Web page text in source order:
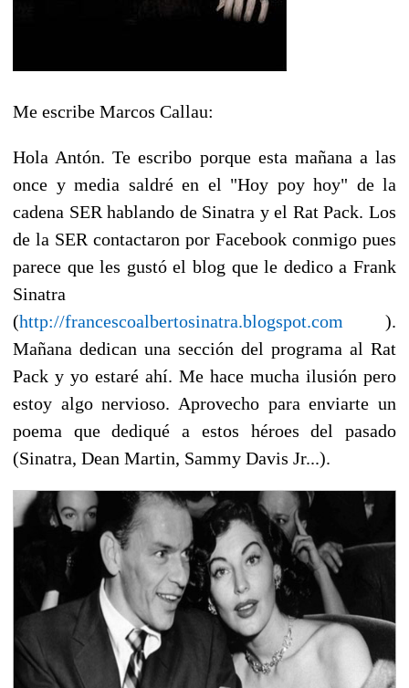
Me escribe Marcos Callau:
Hola Antón. Te escribo porque esta mañana a las
once y media saldré en el "Hoy poy hoy" de la
cadena SER hablando de Sinatra y el Rat Pack. Los
de la SER contactaron por Facebook conmigo pues
parece que les gustó el blog que le dedico a Frank
Sinatra
(http://francescoalbertosinatra.blogspot.com ).
Mañana dedican una sección del programa al Rat
Pack y yo estaré ahí. Me hace mucha ilusión pero
estoy algo nervioso. Aprovecho para enviarte un
poema que dediqué a estos héroes del pasado
(Sinatra, Dean Martin, Sammy Davis Jr...).